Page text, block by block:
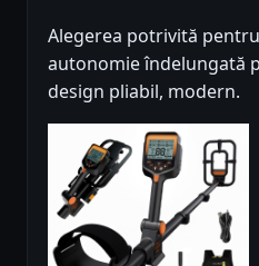
Alegerea potrivită
autonomie îndelungată
design pliabil, modern.